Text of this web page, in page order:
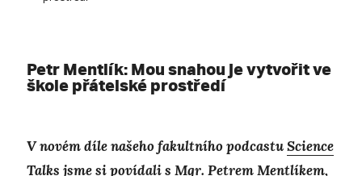
Petr Mentlík: Mou snahou je vytvořit ve
škole přátelské prostředí
V novém díle našeho fakultního podcastuScience
Talks jsme si povídali s Mgr. Petrem Mentlíkem,